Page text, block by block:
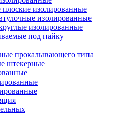
изолированные
изолированные
изолированные
под пайку
прокалывающего типа
штекерные